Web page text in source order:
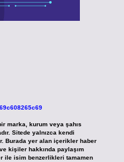
marka, kurum veya şahıs
Sitede yalnızca kendi
Burada yer alan içerikler haber
kişiler hakkında paylaşım
ile isim benzerlikleri tamamen